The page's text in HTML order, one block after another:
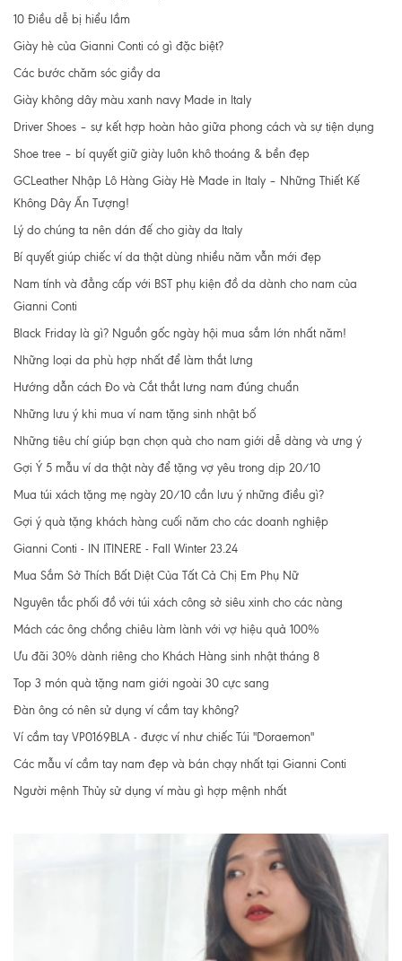
10 Điều dễ bị hiểu lầm
Giày hè của Gianni Conti có gì đặc biệt?
Các bước chăm sóc giầy da
Giày không dây màu xanh navy Made in Italy
Driver Shoes – sự kết hợp hoàn hảo giữa phong cách và sự tiện dụng
Shoe tree – bí quyết giữ giày luôn khô thoáng & bền đẹp
GCLeather Nhập Lô Hàng Giày Hè Made in Italy – Những Thiết Kế
Không Dây Ấn Tượng!
Lý do chúng ta nên dán đế cho giày da Italy
Bí quyết giúp chiếc ví da thật dùng nhiều năm vẫn mới đẹp
Nam tính và đẳng cấp với BST phụ kiện đồ da dành cho nam của
Gianni Conti
Black Friday là gì? Nguồn gốc ngày hội mua sắm lớn nhất năm!
Những loại da phù hợp nhất để làm thắt lưng
Hướng dẫn cách Đo và Cắt thắt lưng nam đúng chuẩn
Những lưu ý khi mua ví nam tặng sinh nhật bố
Những tiêu chí giúp bạn chọn quà cho nam giới dễ dàng và ưng ý
Gợi Ý 5 mẫu ví da thật này để tặng vợ yêu trong dịp 20/10
Mua túi xách tặng mẹ ngày 20/10 cần lưu ý những điều gì?
Gợi ý quà tặng khách hàng cuối năm cho các doanh nghiệp
Gianni Conti - IN ITINERE - Fall Winter 23.24
Mua Sắm Sở Thích Bất Diệt Của Tất Cả Chị Em Phụ Nữ
Nguyên tắc phối đồ với túi xách công sở siêu xinh cho các nàng
Mách các ông chồng chiêu làm lành với vợ hiệu quả 100%
Ưu đãi 30% dành riêng cho Khách Hàng sinh nhật tháng 8
Top 3 món quà tặng nam giới ngoài 30 cực sang
Đàn ông có nên sử dụng ví cầm tay không?
Ví cầm tay VP0169BLA - được ví như chiếc Túi "Doraemon"
Các mẫu ví cầm tay nam đẹp và bán chạy nhất tại Gianni Conti
Người mệnh Thủy sử dụng ví màu gì hợp mệnh nhất